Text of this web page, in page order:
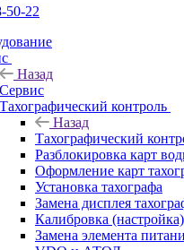
50-22
Назад
Сервис
Тахографический контроль
Назад
Тахографический
Разблокировка карт
Оформление карт
Установка тахографа
Замена дисплея
Калибровка
Замена элемента